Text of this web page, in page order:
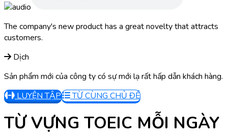
The company's new product has a great novelty that attracts
customers.
Dịch
Sản phẩm mới của công ty có sự mới lạ rất hấp dẫn khách hàng.
LUYỆN TẬP
TỪ CÙNG CHỦ ĐỀ
TỪ VỰNG TOEIC MỖI NGÀY